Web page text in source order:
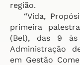
região.
“Vida,
primeira
(Bel), das 9
Administração
em Gestão